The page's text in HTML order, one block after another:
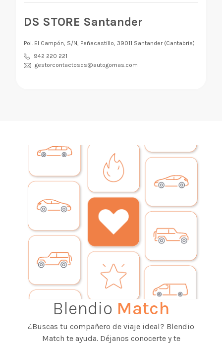
DS STORE Santander
Pol. El Campón, S/N, Peñacastillo, 39011 Santander (Cantabria)
942 220 221
gestorcontactosds@autogomas.com
Blendio Match
¿Buscas tu compañero de viaje ideal? Blendio
Match te ayuda. Déjanos conocerte y te